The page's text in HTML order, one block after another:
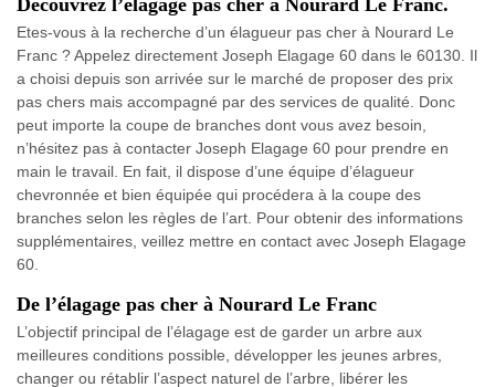
Découvrez l’élagage pas cher à Nourard Le Franc.
Etes-vous à la recherche d’un élagueur pas cher à Nourard Le
Franc ? Appelez directement Joseph Elagage 60 dans le 60130. Il
a choisi depuis son arrivée sur le marché de proposer des prix
pas chers mais accompagné par des services de qualité. Donc
peut importe la coupe de branches dont vous avez besoin,
n’hésitez pas à contacter Joseph Elagage 60 pour prendre en
main le travail. En fait, il dispose d’une équipe d’élagueur
chevronnée et bien équipée qui procédera à la coupe des
branches selon les règles de l’art. Pour obtenir des informations
supplémentaires, veillez mettre en contact avec Joseph Elagage
60.
De l’élagage pas cher à Nourard Le Franc
L’objectif principal de l’élagage est de garder un arbre aux
meilleures conditions possible, développer les jeunes arbres,
changer ou rétablir l’aspect naturel de l’arbre, libérer les